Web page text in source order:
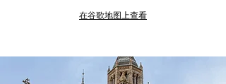
在谷歌地图上查看